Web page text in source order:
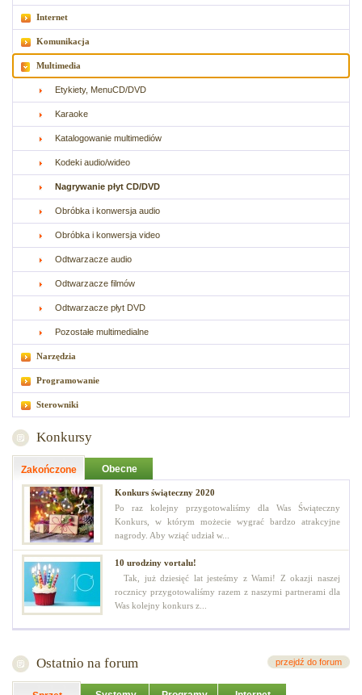
Internet
Komunikacja
Multimedia
Etykiety, MenuCD/DVD
Karaoke
Katalogowanie multimediów
Kodeki audio/wideo
Nagrywanie płyt CD/DVD
Obróbka i konwersja audio
Obróbka i konwersja video
Odtwarzacze audio
Odtwarzacze filmów
Odtwarzacze płyt DVD
Pozostałe multimedialne
Narzędzia
Programowanie
Sterowniki
Konkursy
Zakończone Obecne
Konkurs świąteczny 2020
Po raz kolejny przygotowaliśmy dla Was Świąteczny
Konkurs, w którym możecie wygrać bardzo atrakcyjne
nagrody. Aby wziąć udział w...
10 urodziny vortalu!
Tak, już dziesięć lat jesteśmy z Wami! Z okazji naszej
rocznicy przygotowaliśmy razem z naszymi partnerami dla
Was kolejny konkurs z...
Ostatnio na forum przejdź do forum